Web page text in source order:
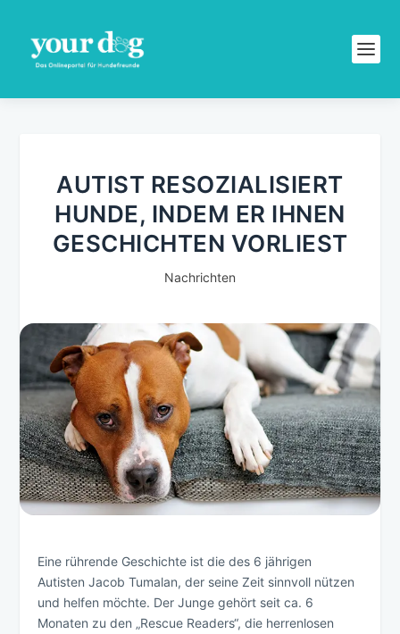
AUTIST RESOZIALISIERT
HUNDE, INDEM ER IHNEN
GESCHICHTEN VORLIEST
Nachrichten
Eine rührende Geschichte ist die des 6 jährigen
Autisten Jacob Tumalan, der seine Zeit sinnvoll nützen
und helfen möchte. Der Junge gehört seit ca. 6
Monaten zu den „Rescue Readers“, die herrenlosen